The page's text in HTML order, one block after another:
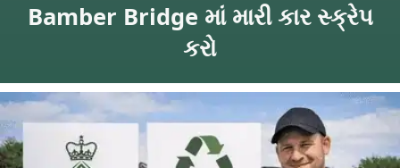
Bamber Bridge માં મારી કાર સ્ક્રેપ
કરો